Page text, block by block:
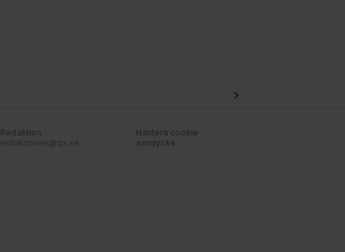
Redaktion
redaktionen@qx.se
Hantera cookie-
samtycke